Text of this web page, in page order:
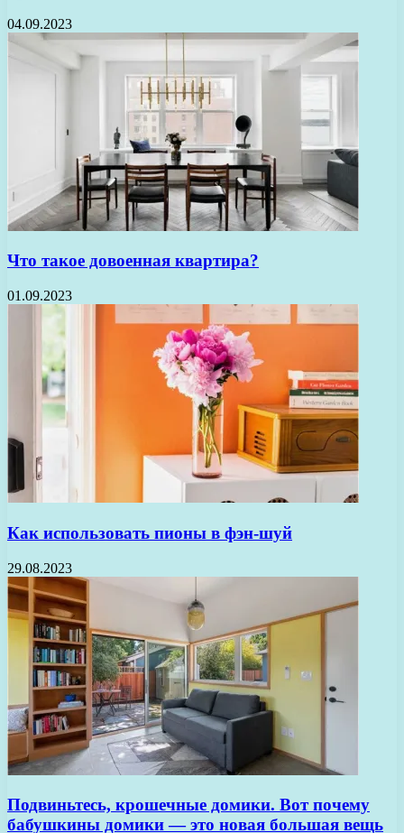
04.09.2023
Что такое довоенная квартира?
01.09.2023
Как использовать пионы в фэн-шуй
29.08.2023
Подвиньтесь, крошечные домики. Вот почему
бабушкины домики — это новая большая вещь